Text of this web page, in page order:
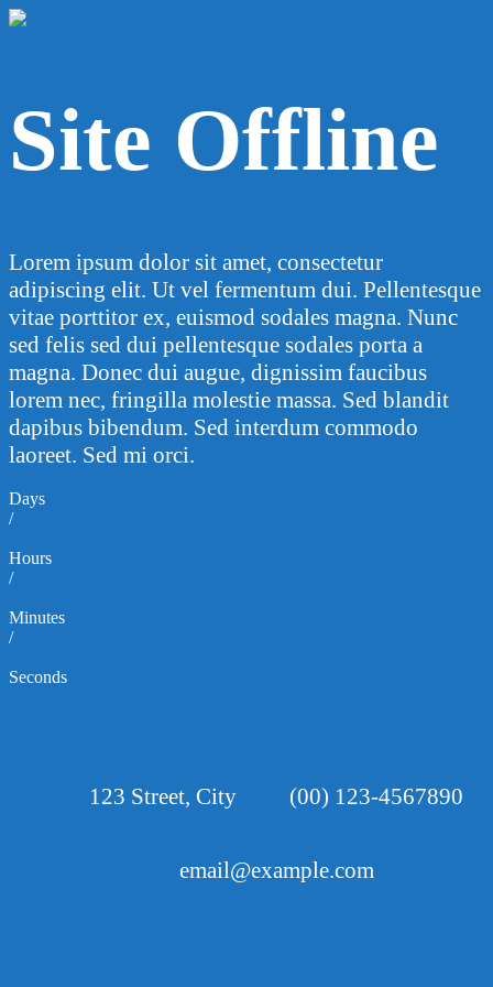
Site Offline
Lorem ipsum dolor sit amet, consectetur
adipiscing elit. Ut vel fermentum dui. Pellentesque
vitae porttitor ex, euismod sodales magna. Nunc
sed felis sed dui pellentesque sodales porta a
magna. Donec dui augue, dignissim faucibus
lorem nec, fringilla molestie massa. Sed blandit
dapibus bibendum. Sed interdum commodo
laoreet. Sed mi orci.
Days
/
Hours
/
Minutes
/
Seconds
123 Street, City (00) 123-4567890
email@example.com